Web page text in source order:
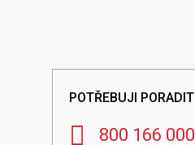
POTŘEBUJI PORADIT
800 166 000